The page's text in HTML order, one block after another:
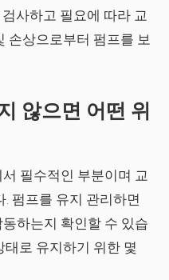
사하고 필요에 따라 교
손상으로부터 펌프를 보
않으면 어떤 위
필수적인 부분이며 교
펌프를 유지 관리하면
하는지 확인할 수 있습
로 유지하기 위한 몇